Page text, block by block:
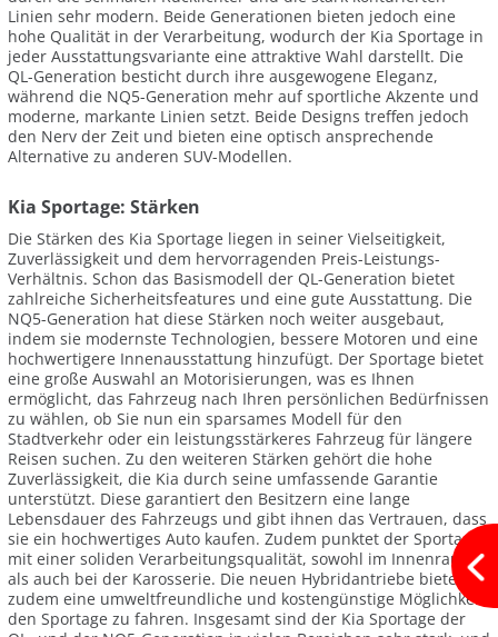
Linien sehr modern. Beide Generationen bieten jedoch eine
hohe Qualität in der Verarbeitung, wodurch der Kia Sportage in
jeder Ausstattungsvariante eine attraktive Wahl darstellt. Die
QL-Generation besticht durch ihre ausgewogene Eleganz,
während die NQ5-Generation mehr auf sportliche Akzente und
moderne, markante Linien setzt. Beide Designs treffen jedoch
den Nerv der Zeit und bieten eine optisch ansprechende
Alternative zu anderen SUV-Modellen.
Kia Sportage: Stärken
Die Stärken des Kia Sportage liegen in seiner Vielseitigkeit,
Zuverlässigkeit und dem hervorragenden Preis-Leistungs-
Verhältnis. Schon das Basismodell der QL-Generation bietet
zahlreiche Sicherheitsfeatures und eine gute Ausstattung. Die
NQ5-Generation hat diese Stärken noch weiter ausgebaut,
indem sie modernste Technologien, bessere Motoren und eine
hochwertigere Innenausstattung hinzufügt. Der Sportage bietet
eine große Auswahl an Motorisierungen, was es Ihnen
ermöglicht, das Fahrzeug nach Ihren persönlichen Bedürfnissen
zu wählen, ob Sie nun ein sparsames Modell für den
Stadtverkehr oder ein leistungsstärkeres Fahrzeug für längere
Reisen suchen. Zu den weiteren Stärken gehört die hohe
Zuverlässigkeit, die Kia durch seine umfassende Garantie
unterstützt. Diese garantiert den Besitzern eine lange
Lebensdauer des Fahrzeugs und gibt ihnen das Vertrauen, dass
sie ein hochwertiges Auto kaufen. Zudem punktet der Sportage
mit einer soliden Verarbeitungsqualität, sowohl im Innenraum
als auch bei der Karosserie. Die neuen Hybridantriebe bieten
zudem eine umweltfreundliche und kostengünstige Möglichkeit,
den Sportage zu fahren. Insgesamt sind der Kia Sportage der